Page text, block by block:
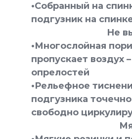
•Собранный на
подгузник на
Не
•Многослойная
пропускает воздух
опрелостей
•Рельефное
подгузника
свободно